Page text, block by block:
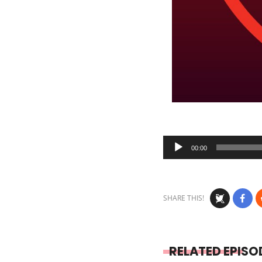
Audio
Player
00:00
SHARE THIS!
RELATED